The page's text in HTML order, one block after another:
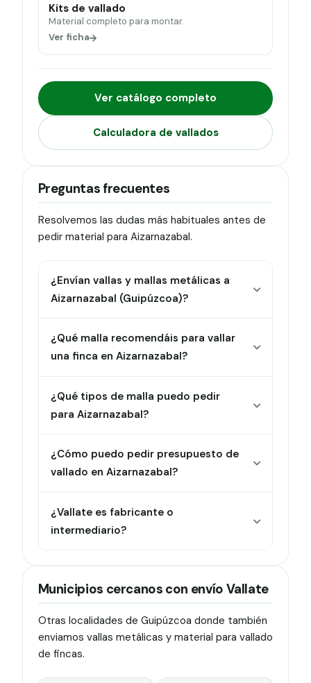
Kits de vallado
Material completo para montar.
Ver ficha
Ver catálogo completo
Calculadora de vallados
Preguntas frecuentes
Resolvemos las dudas más habituales antes de
pedir material para Aizarnazabal.
¿Envían vallas y mallas metálicas a
Aizarnazabal (Guipúzcoa)?
¿Qué malla recomendáis para vallar
una finca en Aizarnazabal?
¿Qué tipos de malla puedo pedir
para Aizarnazabal?
¿Cómo puedo pedir presupuesto de
vallado en Aizarnazabal?
¿Vallate es fabricante o
intermediario?
Municipios cercanos con envío Vallate
Otras localidades de Guipúzcoa donde también
enviamos vallas metálicas y material para vallado
de fincas.